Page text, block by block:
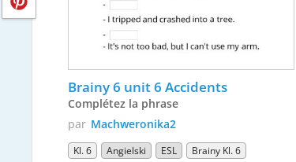
Brainy 6 unit 6 Accidents
Complétez la phrase
par Machweronika2
Kl. 6 Angielski ESL Brainy Kl. 6